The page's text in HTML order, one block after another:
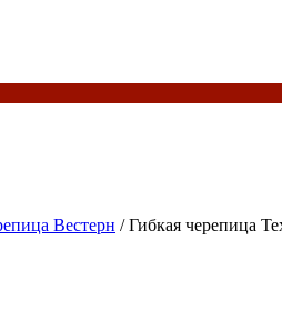
Вестерн / Гибкая черепица